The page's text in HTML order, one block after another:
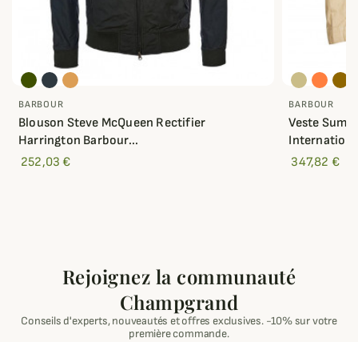
BARBOUR
Blouson Steve McQueen Rectifier
Harrington Barbour...
252,03 €
BARBOUR
Veste
347,82 €
Rejoignez la communauté
Champgrand
Conseils d'experts, nouveautés et offres exclusives. -10% sur votre
première commande.